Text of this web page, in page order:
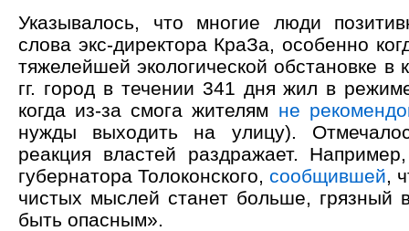
Указывалось, что многие люди
слова экс-директора КраЗа, особенно
тяжелейшей экологической обстановке в
гг. город в течении 341 дня жил в
когда из-за смога жителям не
нужды выходить на улицу).
реакция властей раздражает.
губернатора Толоконского, сообщившей ,
чистых мыслей станет больше, грязный
быть опасным».